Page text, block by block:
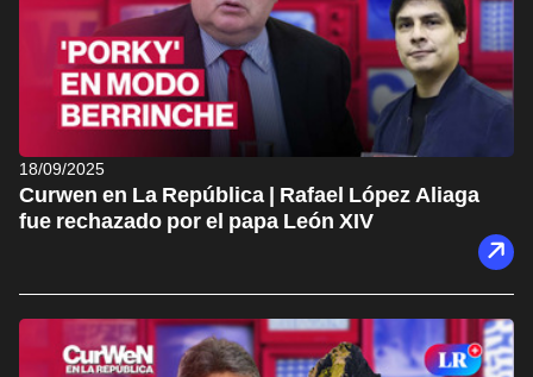
18/09/2025
Curwen en La República | Rafael López Aliaga
fue rechazado por el papa León XIV